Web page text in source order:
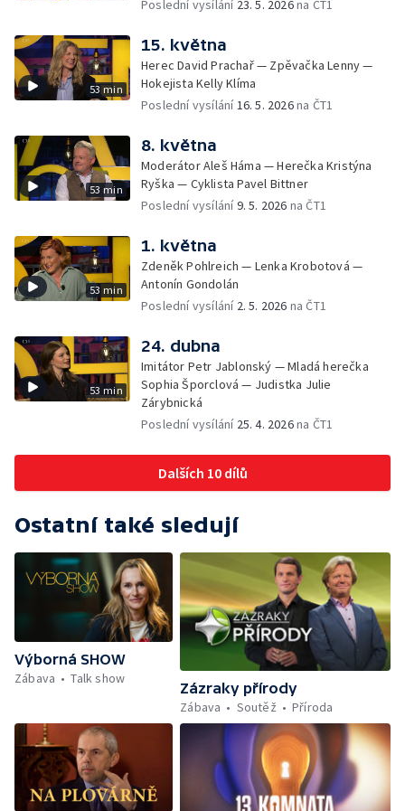
Poslední vysílání 23. 5. 2026na ČT1
53 min
15. května
Herec David Prachař — Zpěvačka Lenny —
Hokejista Kelly Klíma
Poslední vysílání16. 5. 2026na ČT1
53 min
8. května
Moderátor Aleš Háma — Herečka Kristýna
Ryška — Cyklista Pavel Bittner
Poslední vysílání9. 5. 2026 na ČT1
53 min
1. května
Zdeněk Pohlreich — Lenka Krobotová —
Antonín Gondolán
Poslední vysílání 2. 5. 2026 na ČT1
53 min
24. dubna
Imitátor Petr Jablonský — Mladá herečka
Sophia Šporclová — Judistka Julie
Zárybnická
Poslední vysílání 25. 4. 2026na ČT1
Dalších 10 dílů
Ostatní také sledují
Výborná SHOW
Zábava
Talk show
Zázraky přírody
Zábava
Soutěž Příroda